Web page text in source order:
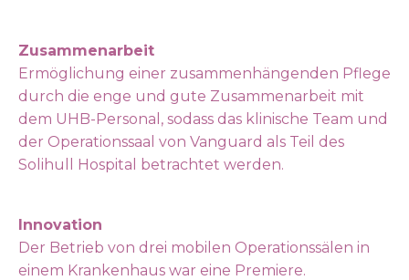
Zusammenarbeit
Ermöglichung einer zusammenhängenden Pflege
durch die enge und gute Zusammenarbeit mit
dem UHB-Personal, sodass das klinische Team und
der Operationssaal von Vanguard als Teil des
Solihull Hospital betrachtet werden.
Innovation
Der Betrieb von drei mobilen Operationssälen in
einem Krankenhaus war eine Premiere.